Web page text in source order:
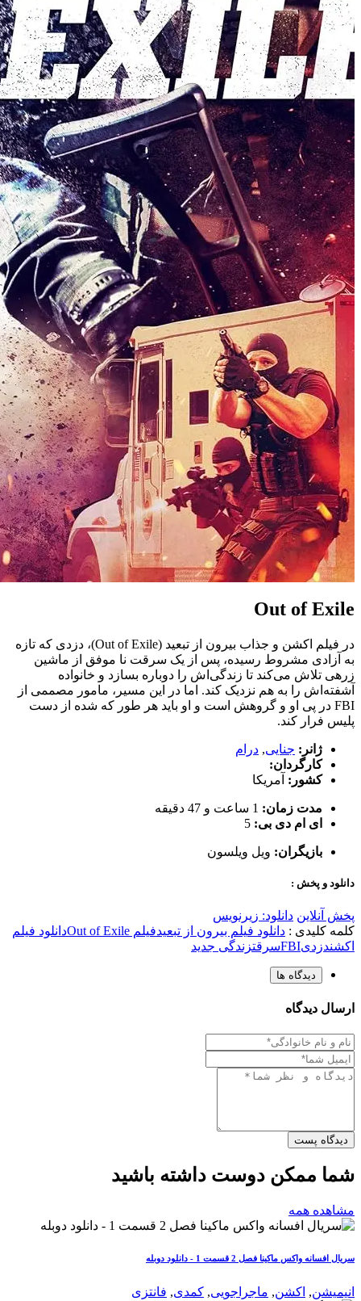
Out of Exile
در فیلم اکشن و جذاب بیرون از تبعید (Out of Exile)، دزدی که تازه
به آزادی مشروط رسیده، پس از یک سرقت نا موفق از ماشین
زرهی تلاش می‌کند تا زندگی‌اش را دوباره بسازد و خانواده
آشفته‌اش را به هم نزدیک کند. اما در این مسیر، مامور مصممی از
FBI در پی او و گروهش است و او باید هر طور که شده از دست
پلیس فرار کند.
ژانر: جنایی, درام
کارگردان:
کشور: آمریکا
مدت زمان: 1 ساعت و 47 دقیقه
ای ام دی بی: 5
بازیگران: ویل ویلسون
دانلود و پخش :
پخش آنلاین دانلود: زیرنویس
کلمه کلیدی : دانلود فیلم بیرون از تبعیدفیلم Out of Exile
دانلود فیلم
اکشندزدیFBIسرقتزندگی جدید
دیدگاه ها
ارسال دیدگاه
دیدگاه پست
شما ممکن دوست داشته باشید
مشاهده همه
سریال افسانه واکس ماکینا فصل 2 قسمت 1 - دانلود دوبله
انیمیشن, اکشن, ماجراجویی, کمدی, فانتزی